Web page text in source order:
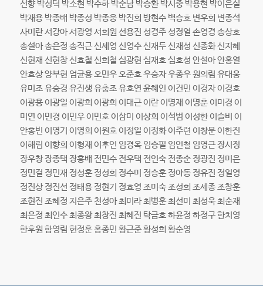
선향 박성덕 박소현 박수하 박순남 박승환 박시중 박용현 박이은실
박재용 박종배 박종성 박종웅 박진희 방현수 백승호 변우희 변종석
사미란 서강아 서광영 서희원 선용진 성경주 성정열 손영경 송상호
송설아 송은정 송직근 신세영 신영수 신재두 신재성 신종화 신지혜
신현재 신현창 신효철 신희철 심광현 심재호 심호성 안설아 안홍열
안효상 양부현 엄균용 오민우 오준호 우승자 우종우 원의림 유대웅
유미조 유승경 유진생 유충조 유호연 윤혜인 이건민 이경자 이경호
이광용 이광일 이광희 이광희 이대근 이란 이명재 이명훈 이미경 이
미연 이민경 이민우 이민호 이삼미 이상희 이석범 이성한 이슬비 이
안홍빈 이영기 이영희 이원호 이정일 이정화 이주련 이창문 이한진
이해림 이향희 이형재 이후언 임경옥 임승필 임언철 임영근 장시정
장우창 장종택 장흥배 전민수 전우택 전인숙 전종순 정광진 정미은
정민걸 정민재 정성훈 정성희 정수미 정승훈 정야동 정유진 정일영
정진상 정진선 정태용 정현기 정효영 조미숙 조성희 조세종 조창훈
조현진 조혜정 지은주 천성아 최미라 최병훈 최선미 최성욱 최순재
최은정 최인수 최종왕 최창진 최혜진 탁금호 하윤정 하정구 한치영
한후원 함영림 현정훈 홍종민 황근준 황성희 황순영